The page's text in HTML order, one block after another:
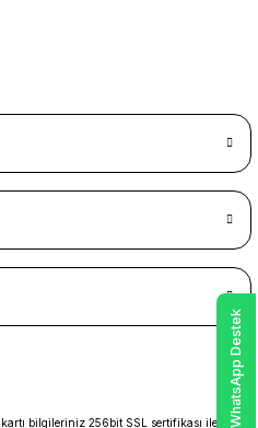
bilgileriniz 256bit SSL sertifikası ile WhatsApp Destek